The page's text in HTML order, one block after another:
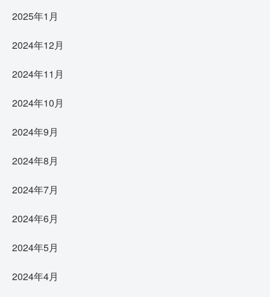
2025年1月
2024年12月
2024年11月
2024年10月
2024年9月
2024年8月
2024年7月
2024年6月
2024年5月
2024年4月